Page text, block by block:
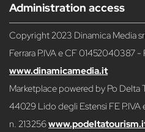
Administration access
Copyright 2023 Dinamica Media
Ferrara P.IVA e CF 01452040387 -
www.dinamicamedia.it
Marketplace powered by Po Delta
44029 Lido degli Estensi FE
n. 213256